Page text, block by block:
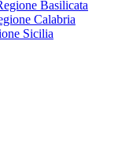
Basilicata
Calabria
Sicilia